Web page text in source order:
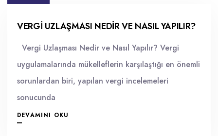
VERGI UZLAŞMASI NEDIR VE NASIL YAPILIR?
Vergi Uzlaşması Nedir ve Nasıl Yapılır? Vergi
uygulamalarında mükelleflerin karşılaştığı en önemli
sorunlardan biri, yapılan vergi incelemeleri
sonucunda
DEVAMINI OKU